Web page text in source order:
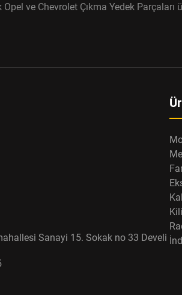
Opel ve Chevrolet Çıkma Yedek
Sanayi 15. Sokak no 33 Develi